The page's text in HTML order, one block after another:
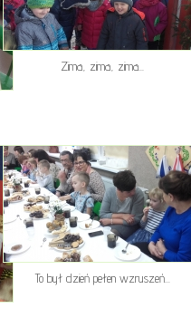
Zima, zima, zima...
To był dzień pełen wzruszeń...